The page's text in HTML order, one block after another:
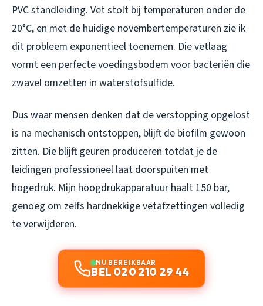
PVC standleiding. Vet stolt bij temperaturen onder de
20°C, en met de huidige novembertemperaturen zie ik
dit probleem exponentieel toenemen. Die vetlaag
vormt een perfecte voedingsbodem voor bacteriën die
zwavel omzetten in waterstofsulfide.
Dus waar mensen denken dat de verstopping opgelost
is na mechanisch ontstoppen, blijft de biofilm gewoon
zitten. Die blijft geuren produceren totdat je de
leidingen professioneel laat doorspuiten met
hogedruk. Mijn hoogdrukapparatuur haalt 150 bar,
genoeg om zelfs hardnekkige vetafzettingen volledig
te verwijderen.
NU BEREIKBAAR
BEL 020 210 29 44